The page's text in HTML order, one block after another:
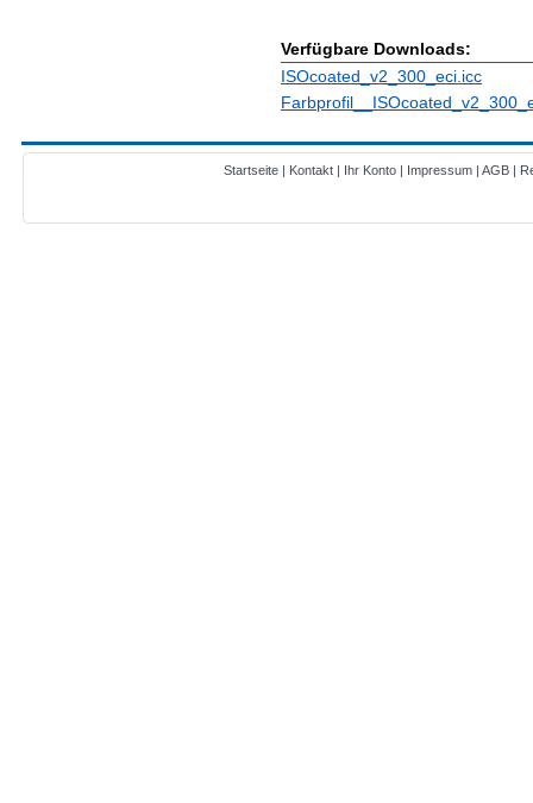
Verfügbare Downloads:
ISOcoated_v2_300_eci.icc
Startseite| Kontakt| Ihr Konto| Impressum| AGB|